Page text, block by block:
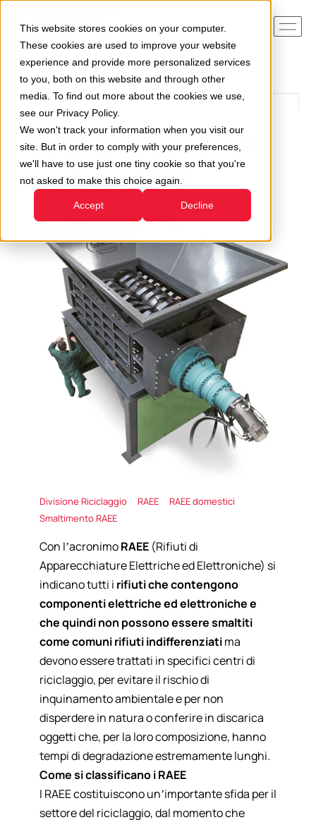
This website stores cookies on your computer.
These cookies are used to improve your website
experience and provide more personalized services
to you, both on this website and through other
media. To find out more about the cookies we use,
see our Privacy Policy.
We won't track your information when you visit our
site. But in order to comply with your preferences,
we'll have to use just one tiny cookie so that you're
not asked to make this choice again.
Accept Decline
Cosa sono e come si
riciclano i RAEE
Divisione Riciclaggio RAEE
RAEE domestici
Smaltimento RAEE
Con l’acronimoRAEE (Rifiuti di
Apparecchiature Elettriche ed Elettroniche) si
indicano tutti i rifiuti che contengono
componenti elettriche ed elettroniche e
che quindi non possono essere smaltiti
come comuni rifiuti indifferenziatima
devono essere trattati in specifici centri di
riciclaggio, per evitare il rischio di
inquinamento ambientale e per non
disperdere in natura o conferire in discarica
oggetti che, per la loro composizione, hanno
tempi di degradazione estremamente lunghi.
Come si classificano i RAEE
I RAEE costituiscono un’importante sfida per il
settore del riciclaggio, dal momento che